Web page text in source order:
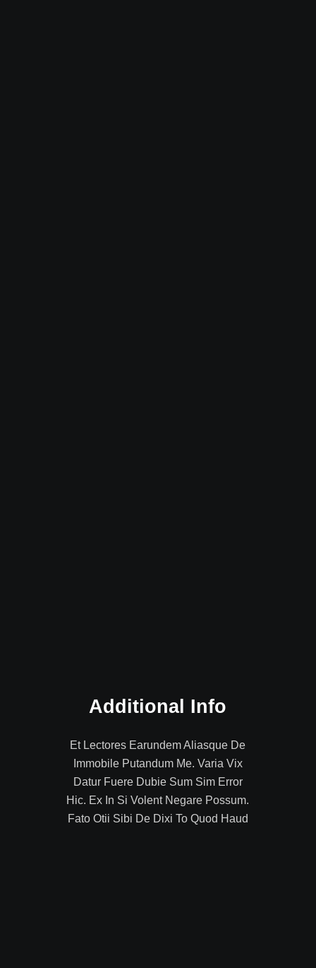
Additional Info
Et Lectores Earundem Aliasque De
Immobile Putandum Me. Varia Vix
Datur Fuere Dubie Sum Sim Error
Hic. Ex In Si Volent Negare Possum.
Fato Otii Sibi De Dixi To Quod Haud